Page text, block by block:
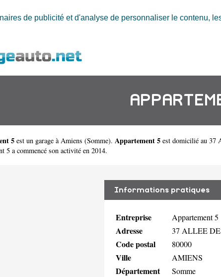
de publicité et d'analyse de personnaliser le contenu,
5 est un garage à Amiens (Somme). Appartement 5 est domicilié au 37
5 a commencé son activité en 2014.
Informations pratiques
Entreprise Appartement 5
Adresse 37 ALLEE
Code postal 80000
Ville AMIENS
Département Somme